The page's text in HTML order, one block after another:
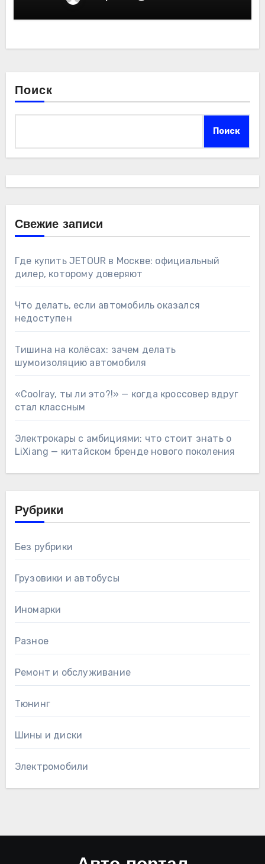
Поиск
Поиск
Свежие записи
Где купить JETOUR в Москве: официальный
дилер, которому доверяют
Что делать, если автомобиль оказался
недоступен
Тишина на колёсах: зачем делать
шумоизоляцию автомобиля
«Coolray, ты ли это?!» — когда кроссовер вдруг
стал классным
Электрокары с амбициями: что стоит знать о
LiXiang — китайском бренде нового поколения
Рубрики
Без рубрики
Грузовики и автобусы
Иномарки
Разное
Ремонт и обслуживание
Тюнинг
Шины и диски
Электромобили